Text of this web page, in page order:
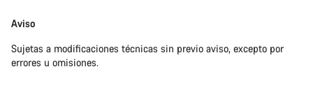
Exención
responsabilidades
Aviso
Sujetas a modificaciones técnicas sin previo aviso, excepto por
errores u omisiones.